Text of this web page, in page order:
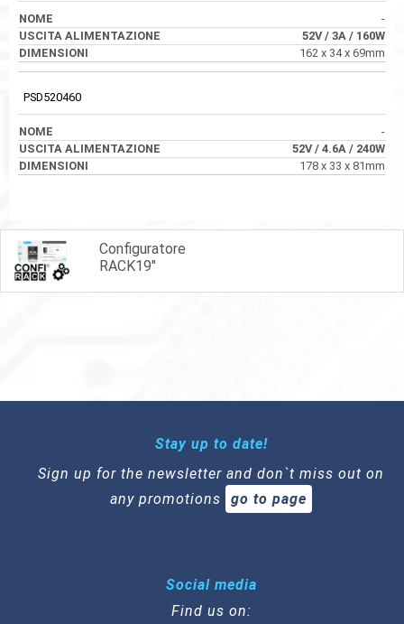
-
52V/ 3A / 160W
162 x 34 x 69mm
PSD520460
-
52V/ 4.6A / 240W
178 x 33 x 81mm
Configuratore
RACK19"
Stay up to date!
Sign up for the newsletter and don`t miss out on
any promotions
go to page
Social media
Find us on: